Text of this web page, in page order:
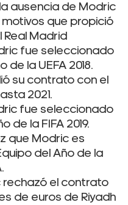
ausencia de Modric
que propició
Madrid
fue seleccionado
de la UEFA 2018.
su contrato con el
2021.
fue seleccionado
de la FIFA 2019.
que Modric es
del Año de la
rechazó el contrato
de euros de Riyadh